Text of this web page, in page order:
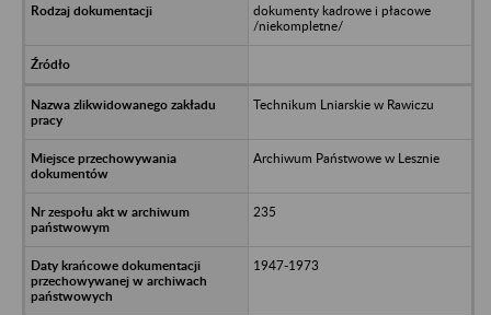
dokumenty kadrowe i płacowe
/niekompletne/
Technikum Lniarskie w Rawiczu
Archiwum Państwowe w Lesznie
235
1947-1973